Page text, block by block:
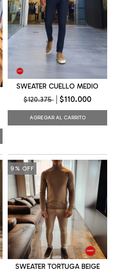
SWEATER CUELLO MEDIO
$120.375
$110.000
AGREGAR AL CARRITO
9 % OFF
SWEATER TORTUGA BEIGE